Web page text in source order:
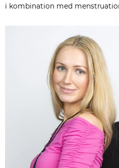
i kombination med